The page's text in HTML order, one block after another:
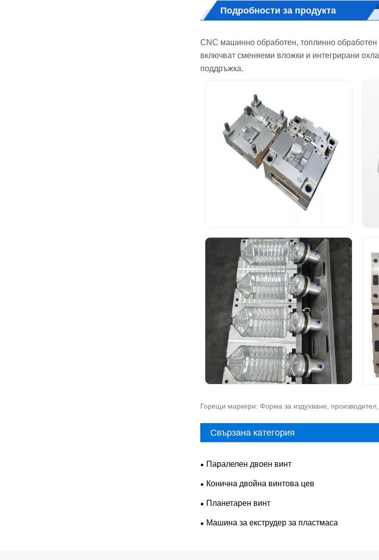
Подробности за продукта
CNC машинно обработен, топлинно
включват сменяеми вложки и интегрирани
поддръжка.
Горещи маркери: Форма за издухване,
Свързана категория
Паралелен двоен винт
Конична двойна винтова цев
Планетарен винт
Машина за екструдер за пластмаса